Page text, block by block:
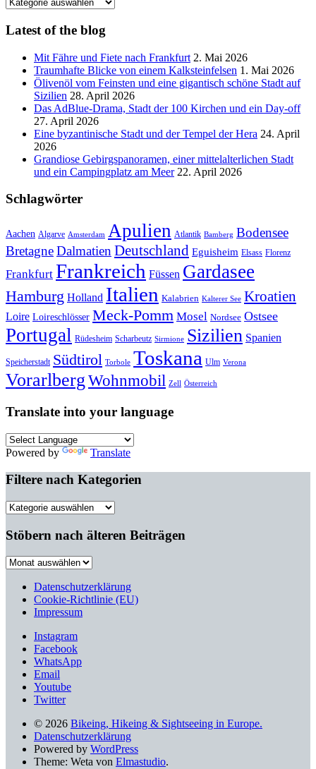
Latest of the blog
Mit Fähre und Fiete nach Frankfurt 2. Mai 2026
Traumhafte Blicke von einem Kalksteinfelsen 1. Mai 2026
Ölivenöl vom Feinsten und eine gigantisch schöne Stadt auf
Sizilien 28. April 2026
Das AdBlue-Drama, Stadt der 100 Kirchen und ein Day-off
27. April 2026
Eine byzantinische Stadt und der Tempel der Hera 24. April
2026
Grandiose Gebirgspanoramen, einer mittelalterlichen Stadt
und ein Campingplatz am Meer 22. April 2026
Schlagwörter
Aachen Algarve Amsterdam Apulien Atlantik Bamberg Bodensee
BretagneDalmatien Deutschland Eguisheim Elsass Florenz
Frankfurt Frankreich Füssen Gardasee
Hamburg Holland Italien Kalabrien Kalterer See Kroatien
Loire Loireschlösser Meck-Pomm Mosel Nordsee Ostsee
Portugal Rüdesheim Scharbeutz Sirmione Sizilien Spanien
Speicherstadt Südtirol Torbole Toskana Ulm Verona
VorarlbergWohnmobil Zell Österreich
Translate into your language
Powered by Translate
Filtere nach Kategorien
Filtere
Kategorien
Stöbern nach älteren Beiträgen
Stöbern
älteren
Beiträgen
Datenschutzerklärung
Cookie-Richtlinie (EU)
Impressum
Instagram
Facebook
WhatsApp
Email
Youtube
Twitter
© 2026 Bikeing, Hikeing & Sightseeing in Europe.
Datenschutzerklärung
Powered by WordPress
Theme: Weta von Elmastudio.